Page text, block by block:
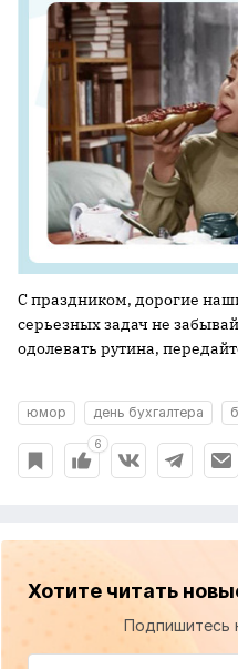
С праздником, дорогие
серьезных задач не
одолевать рутина,
юмор день бухгалтера
6
Хотите читать
Подпишитесь